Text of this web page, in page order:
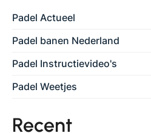
Padel Actueel
Padel banen Nederland
Padel Instructievideo's
Padel Weetjes
Recent